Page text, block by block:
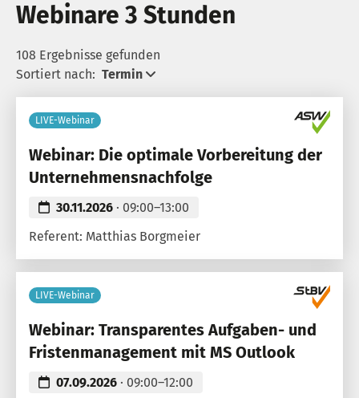
Webinare 3 Stunden
108 Ergebnisse gefunden
Sortiert nach: Termin
LIVE-Webinar
Webinar: Die optimale Vorbereitung der
Unternehmensnachfolge
30.11.2026 · 09:00–13:00
Referent: Matthias Borgmeier
LIVE-Webinar
Webinar: Transparentes Aufgaben- und
Fristenmanagement mit MS Outlook
07.09.2026 · 09:00–12:00